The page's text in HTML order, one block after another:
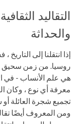
التقاليد
والحداثة
إذا انتقلنا إلى
روسيا. من زمن سحيق ،
هي علم الأنساب - في
معرفة أي نوع ، وكان
تجميع شجرة العائلة
ومن المعروف أيضًا